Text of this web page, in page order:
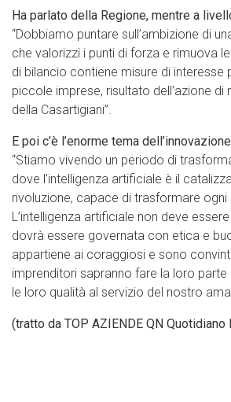
Ha parlato della Regione, mentre a
“Dobbiamo puntare sull’ambizione di
che valorizzi i punti di forza e rimuova
di bilancio contiene misure di interesse
piccole imprese, risultato dell’azione di
della Casartigiani”.
E poi c’è l’enorme tema
“Stiamo vivendo un periodo di
dove l’intelligenza artificiale è il
rivoluzione, capace di trasformare ogni
L’intelligenza artificiale non deve
dovrà essere governata con etica e
appartiene ai coraggiosi e sono
imprenditori sapranno fare la loro
le loro qualità al servizio del nostro
(tratto da TOP AZIENDE QN Quotidiano